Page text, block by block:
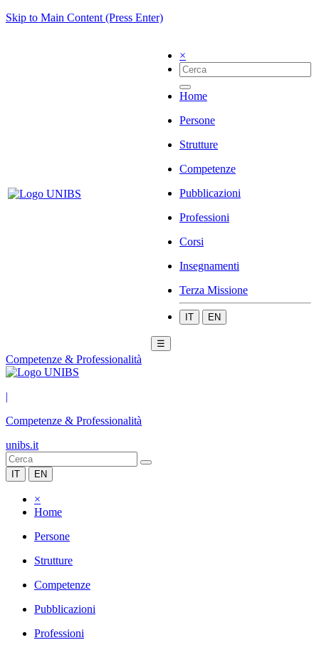
Skip to Main Content (Press Enter)
×
Home
Persone
Strutture
Competenze
Pubblicazioni
Professioni
Corsi
Insegnamenti
Terza Missione
IT EN
☰
Competenze & Professionalità
|
Competenze & Professionalità
unibs.it
IT EN
×
Home
Persone
Strutture
Competenze
Pubblicazioni
Professioni